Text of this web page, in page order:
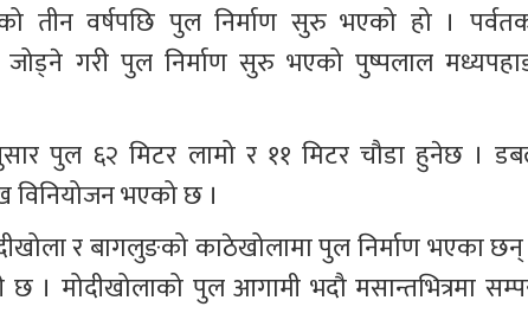
तीन वर्षपछि पुल निर्माण सुरु भएको हो ।
जोड्ने गरी पुल निर्माण सुरु भएको पुष्पलाल
पुल ६२ मिटर लामो र ११ मिटर चौडा हुनेछ ।
विनियोजन भएको छ ।
र बागलुङको काठेखोलामा पुल निर्माण भएका
छ । मोदीखोलाको पुल आगामी भदौ मसान्तभित्रमा